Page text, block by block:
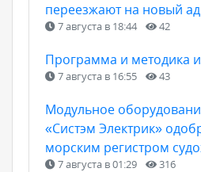
переезжают на новый
7 августа в 18:44 42
Программа и методика
7 августа в 16:55 43
Модульное
«Систэм Электрик»
морским регистром
7 августа в 01:29 316